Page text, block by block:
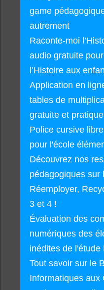
game
autrement
Raconte-moi
audio gratuite
l’Histoire aux
Application en
tables de
gratuite et
Police cursive
pour l'école
Découvrez nos
pédagogiques sur
Réemployer,
3 et 4 !
Évaluation des
numériques des
inédites de l'étude
Tout savoir sur le
Informatiques aux